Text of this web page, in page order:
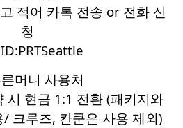
적어 카톡 전송 or 전화 신
청
머니 사용처
시 현금 1:1 전환 (패키지와
크루즈, 칸쿤은 사용 제외)